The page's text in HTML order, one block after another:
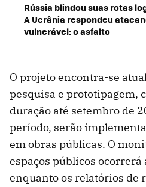
Rússia blindou suas rotas
A Ucrânia respondeu
vulnerável: o asfalto
O projeto encontra-se
pesquisa e prototipagem,
duração até setembro de
período, serão
em obras públicas. O
espaços públicos ocorrerá
enquanto os relatórios de